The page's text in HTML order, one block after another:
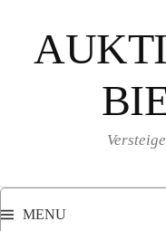
content
MENU